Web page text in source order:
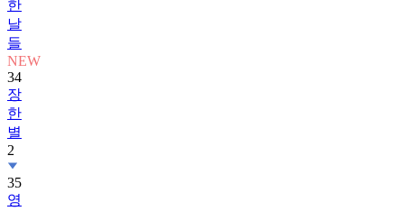
들
NEW
34
장
한
별
2
35
영
탁